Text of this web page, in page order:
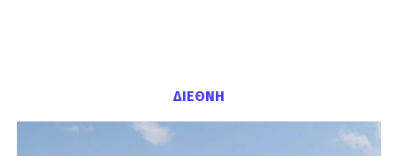
ΔΙΕΘΝΗ